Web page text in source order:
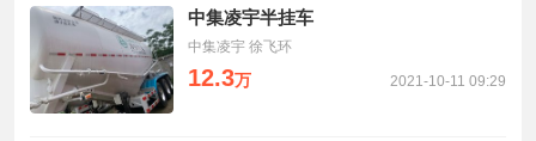
中集凌宇半挂车
中集凌宇 徐飞环
12.3万 2021-10-11 09:29